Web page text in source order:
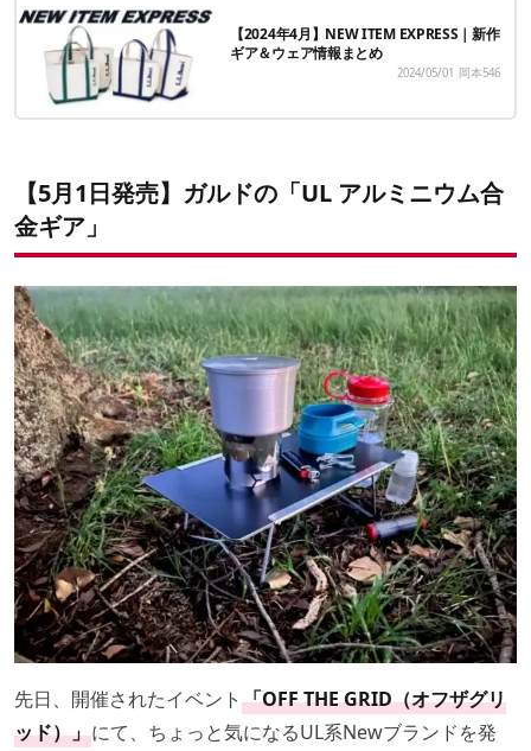
【2024年4月】NEW ITEM EXPRESS｜新作
ギア＆ウェア情報まとめ
2024/05/01 岡本546
【5月1日発売】ガルドの「UL アルミニウム合
金ギア」
先日、開催されたイベント 「OFF THE GRID（オフザグリ
ッド）」にて、ちょっと気になるUL系Newブランドを発